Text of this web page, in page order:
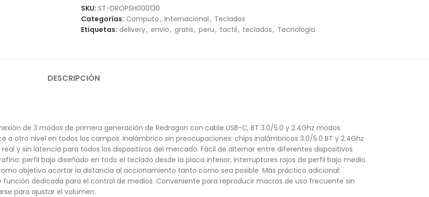
SKU: ST-DROPSH000130
Categorías: Computo, Internacional, Teclados
Etiquetas: delivery, envio, gratis, peru, tactil, teclados, Tecnologia
DESCRIPCIÓN
de 3 modos de primera generación de Redragon con cable USB-C, BT 3.0/5.0 y 2.4Ghz modos
otro nivel en todos los campos. Inalámbrico sin preocupaciones: chips inalámbricos 3.0/5.0 BT y 2.4Ghz
y sin latencia para todos los dispositivos del mercado. Fácil de alternar entre diferentes dispositivos
perfil bajo diseñado en todo el teclado desde la placa inferior, interruptores rojos de perfil bajo medio
objetivo acortar la distancia al accionamiento tanto como sea posible. Más práctico adicional:
dedicada para el control de medios. Conveniente para reproducir macros de uso frecuente sin
para ajustar el volumen.